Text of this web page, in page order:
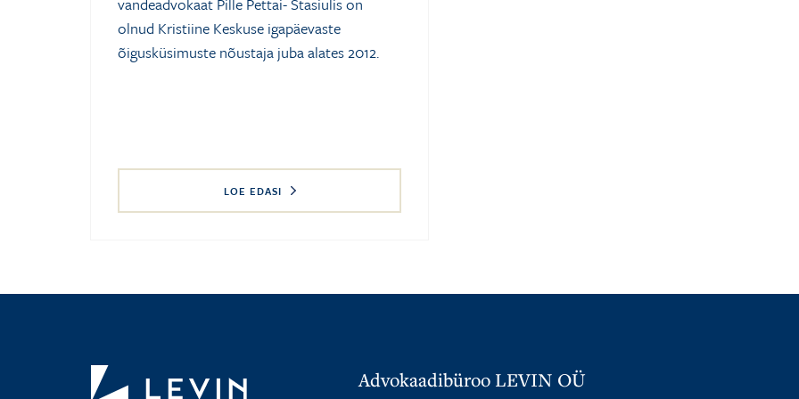
olnud Kristiine Keskuse igapäevaste
õigusküsimuste nõustaja juba alates 2012.
LOE EDASI
Advokaadibüroo LEVIN OÜ